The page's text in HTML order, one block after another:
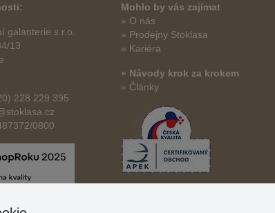
galanterie s.r.o.
13
228 229 395
0800
Mohlo by vás zajímat
» O nás
» Prodejny Stoklasa
» Kariéra
» Návody krok za krokem
» Články